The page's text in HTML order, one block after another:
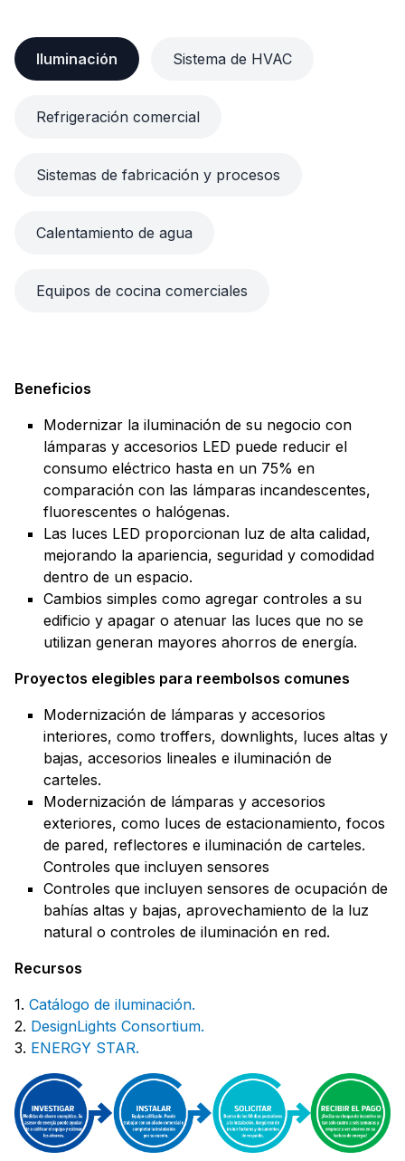
Iluminación Sistema de HVAC
Refrigeración comercial
Sistemas de fabricación y procesos
Calentamiento de agua
Equipos de cocina comerciales
Beneficios
Modernizar la iluminación de su negocio con
lámparas y accesorios LED puede reducir el
consumo eléctrico hasta en un 75% en
comparación con las lámparas incandescentes,
fluorescentes o halógenas.
Las luces LED proporcionan luz de alta calidad,
mejorando la apariencia, seguridad y comodidad
dentro de un espacio.
Cambios simples como agregar controles a su
edificio y apagar o atenuar las luces que no se
utilizan generan mayores ahorros de energía.
Proyectos elegibles para reembolsos comunes
Modernización de lámparas y accesorios
interiores, como troffers, downlights, luces altas y
bajas, accesorios lineales e iluminación de
carteles.
Modernización de lámparas y accesorios
exteriores, como luces de estacionamiento, focos
de pared, reflectores e iluminación de carteles.
Controles que incluyen sensores
Controles que incluyen sensores de ocupación de
bahías altas y bajas, aprovechamiento de la luz
natural o controles de iluminación en red.
Recursos
1. Catálogo de iluminación.
2. DesignLights Consortium.
3. ENERGY STAR.